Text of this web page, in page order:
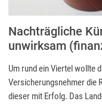
Nachträgliche
unwirksam
Um rund ein Viertel wollte
Versicherungsnehmer die
dieser mit Erfolg. Das